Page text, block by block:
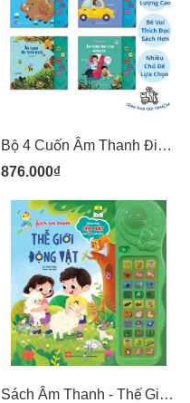
Bộ 4 Cuốn Âm Thanh Đinh Tị - Phố Phường - Các Loài Vật - Cuộc Sống Quanh Em - Thiên Nhiên
876.000₫
Sách Âm Thanh - Thế Giới Động Vật - 30 Nút